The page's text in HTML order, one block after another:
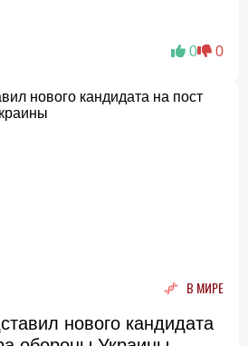
0 0
В МИРЕ
нового кандидата